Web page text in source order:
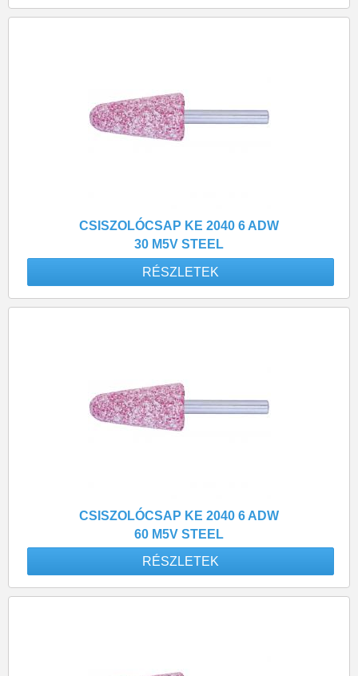
CSISZOLÓCSAP KE 2040 6 ADW
30 M5V STEEL
RÉSZLETEK
CSISZOLÓCSAP KE 2040 6 ADW
60 M5V STEEL
RÉSZLETEK